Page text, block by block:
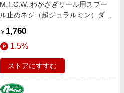
M.T.C.W. わかさぎリール用スプー
ル止めネジ（超ジュラルミン）ダイ
ズ用 ブラック
￥ 1,760
1.5%
ストアにすすむ